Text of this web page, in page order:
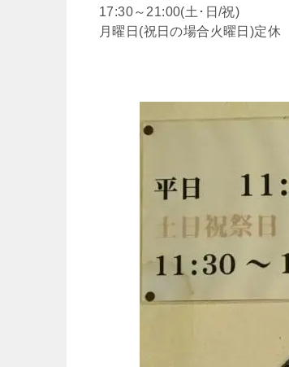
17:30～21:00(土･日/祝)
月曜日(祝日の場合火曜日)定休